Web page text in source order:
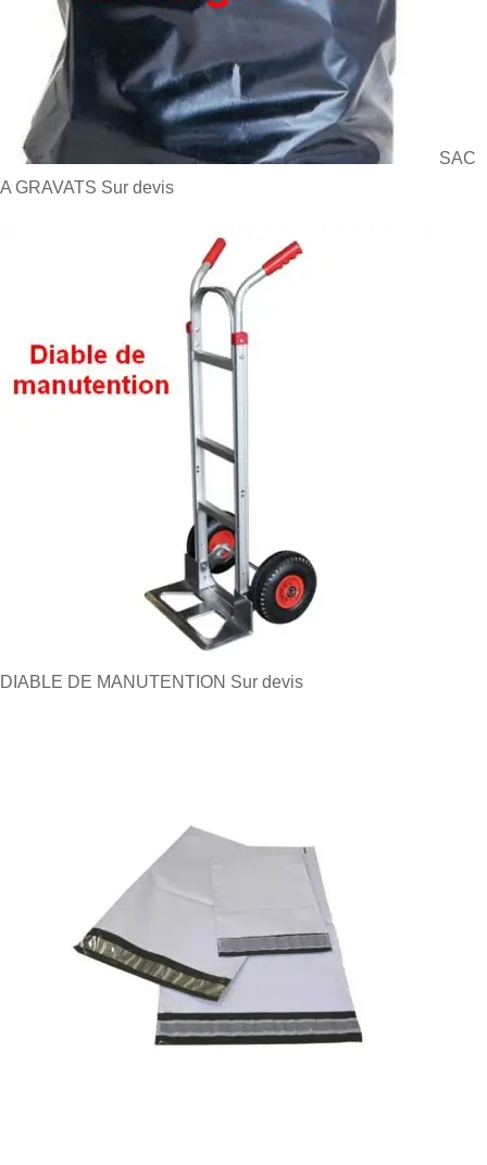
SAC
A GRAVATS Sur devis
DIABLE DE MANUTENTION Sur devis